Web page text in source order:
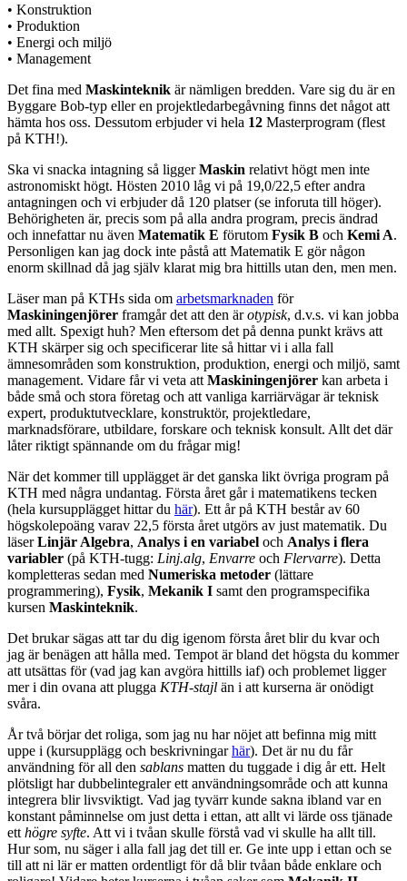
• Konstruktion
• Produktion
• Energi och miljö
• Management
Det fina med Maskinteknik är nämligen bredden. Vare sig du är en
Byggare Bob-typ eller en projektledarbegåvning finns det något att
hämta hos oss. Dessutom erbjuder vi hela 12 Masterprogram (flest
på KTH!).
Ska vi snacka intagning så liggerMaskin relativt högt men inte
astronomiskt högt. Hösten 2010 låg vi på 19,0/22,5 efter andra
antagningen och vi erbjuder då 120 platser (se inforuta till höger).
Behörigheten är, precis som på alla andra program, precis ändrad
och innefattar nu även Matematik E förutom Fysik B och Kemi A.
Personligen kan jag dock inte påstå att Matematik E gör någon
enorm skillnad då jag själv klarat mig bra hittills utan den, men men.
Läser man på KTHs sida om arbetsmarknaden för
Maskiningenjörer framgår det att den ärotypisk, d.v.s. vi kan jobba
med allt. Spexigt huh? Men eftersom det på denna punkt krävs att
KTH skärper sig och specificerar lite så hittar vi i alla fall
ämnesområden som konstruktion, produktion, energi och miljö, samt
management. Vidare får vi veta att Maskiningenjörer kan arbeta i
både små och stora företag och att vanliga karriärvägar är teknisk
expert, produktutvecklare, konstruktör, projektledare,
marknadsförare, utbildare, forskare och teknisk konsult. Allt det där
låter riktigt spännande om du frågar mig!
När det kommer till upplägget är det ganska likt övriga program på
KTH med några undantag. Första året går i matematikens tecken
(hela kursupplägget hittar du här). Ett år på KTH består av 60
högskolepoäng varav 22,5 första året utgörs av just matematik. Du
läserLinjär Algebra, Analys i en variabel och Analys i flera
variabler (på KTH-tugg: Linj.alg, Envarre och Flervarre). Detta
kompletteras sedan med Numeriska metoder (lättare
programmering), Fysik, Mekanik I samt den programspecifika
kursen Maskinteknik.
Det brukar sägas att tar du dig igenom första året blir du kvar och
jag är benägen att hålla med. Tempot är bland det högsta du kommer
att utsättas för (vad jag kan avgöra hittills iaf) och problemet ligger
mer i din ovana att plugga KTH-stajl än i att kurserna är onödigt
svåra.
År två börjar det roliga, som jag nu har nöjet att befinna mig mitt
uppe i (kursupplägg och beskrivningarhär). Det är nu du får
användning för all den sablans matten du tuggade i dig år ett. Helt
plötsligt har dubbelintegraler ett användningsområde och att kunna
integrera blir livsviktigt. Vad jag tyvärr kunde sakna ibland var en
konstant påminnelse om just detta i ettan, att allt vi lärde oss tjänade
ett högre syfte. Att vi i tvåan skulle förstå vad vi skulle ha allt till.
Hur som, nu säger i alla fall jag det till er. Ge inte upp i ettan och se
till att ni lär er matten ordentligt för då blir tvåan både enklare och